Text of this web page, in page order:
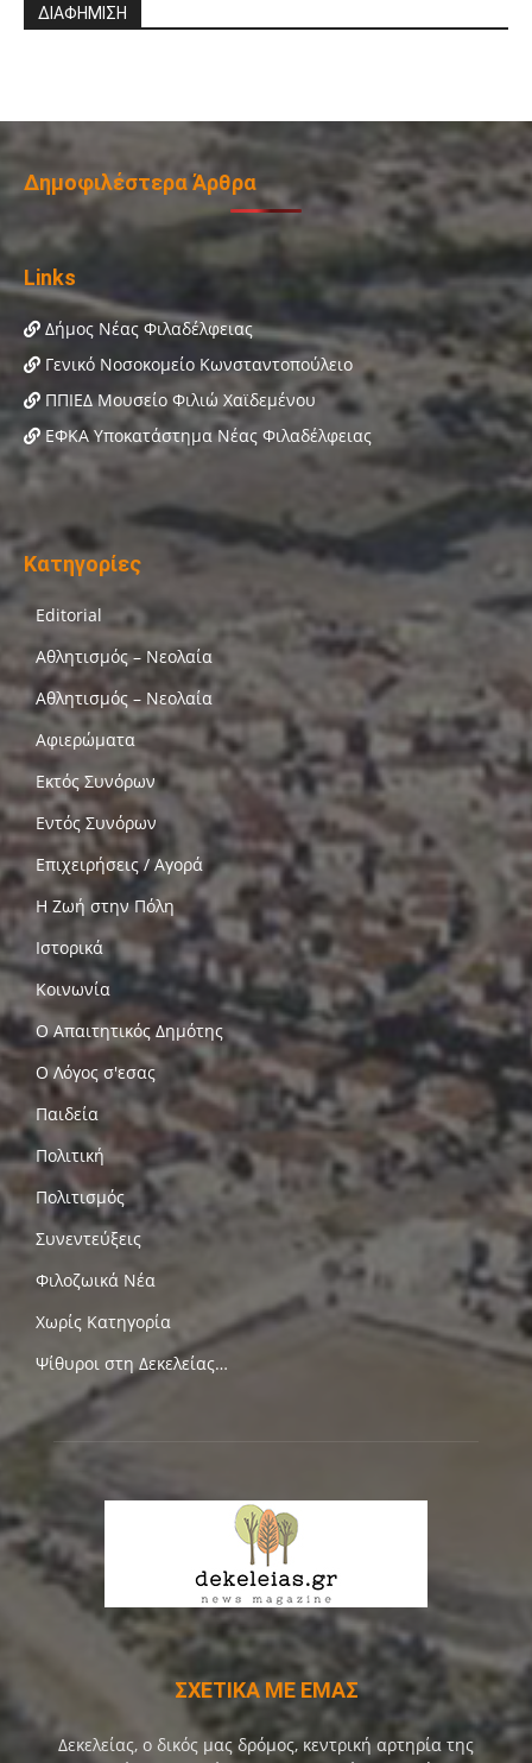
ΔΙΑΦΗΜΙΣΗ
Δημοφιλέστερα Άρθρα
Links
Δήμος Νέας Φιλαδέλφειας
Γενικό Νοσοκομείο Κωνσταντοπούλειο
ΠΠΙΕΔ Μουσείο Φιλιώ Χαϊδεμένου
ΕΦΚΑ Υποκατάστημα Νέας Φιλαδέλφειας
Κατηγορίες
Editorial
Αθλητισμός – Νεολαία
Αθλητισμός – Νεολαία
Αφιερώματα
Εκτός Συνόρων
Εντός Συνόρων
Επιχειρήσεις / Αγορά
Η Ζωή στην Πόλη
Ιστορικά
Κοινωνία
Ο Απαιτητικός Δημότης
Ο Λόγος σ'εσας
Παιδεία
Πολιτική
Πολιτισμός
Συνεντεύξεις
Φιλοζωικά Νέα
Χωρίς Κατηγορία
Ψίθυροι στη Δεκελείας…
ΣΧΕΤΙΚΑ ΜΕ ΕΜΑΣ
Δεκελείας, ο δικός μας δρόμος, κεντρική αρτηρία της